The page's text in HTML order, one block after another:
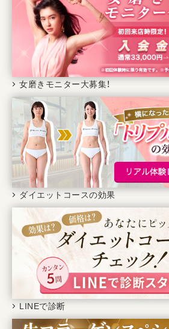
女磨きモニター大募集！
ダイエットコースの効果
LINEで診断